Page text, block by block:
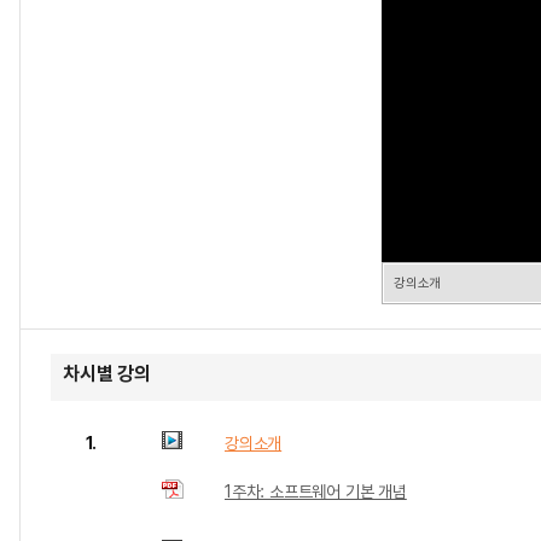
강의소개
차시별 강의
1. 강의소개
1주차: 소프트웨어 기본 개념